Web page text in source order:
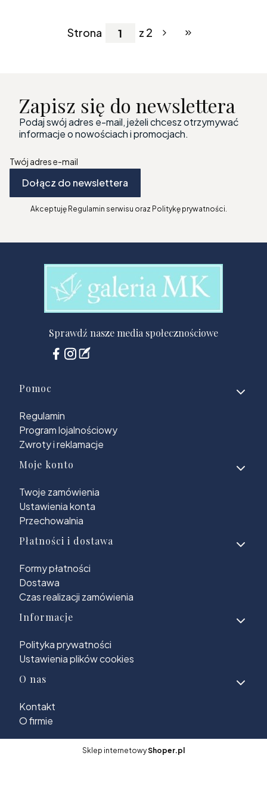
Strona z 2 Przejdź do
Zapisz się do newslettera
Podaj swój adres e-mail, jeżeli chcesz otrzymywać
informacje o nowościach i promocjach.
Twój adres e-mail
Dołącz do newslettera
Akceptuję Regulamin serwisu oraz Politykę prywatności.
Sprawdź nasze media społecznościowe
Linki w stopce
Pomoc
Regulamin
Program lojalnościowy
Zwroty i reklamacje
Moje konto
Twoje zamówienia
Ustawienia konta
Przechowalnia
Płatności i dostawa
Formy płatności
Dostawa
Czas realizacji zamówienia
Informacje
Polityka prywatności
Ustawienia plików cookies
O nas
Kontakt
O firmie
Sklep internetowyShoper.pl